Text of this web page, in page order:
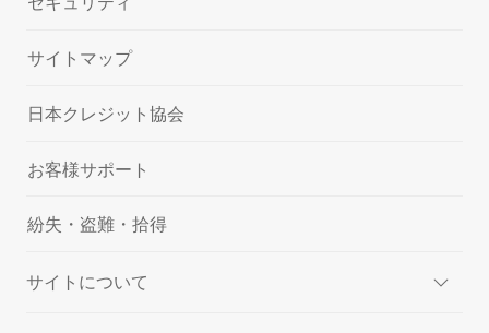
サイトマップ
日本クレジット協会
お客様サポート
紛失・盗難・拾得
サイトについて